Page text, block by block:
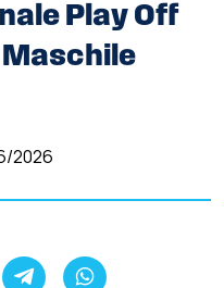
Play Off
2026